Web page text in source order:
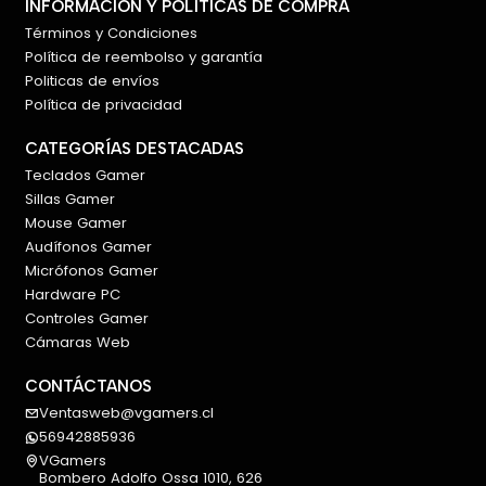
INFORMACIÓN Y POLÍTICAS DE COMPRA
Términos y Condiciones
Política de reembolso y garantía
Politicas de envíos
Política de privacidad
CATEGORÍAS DESTACADAS
Teclados Gamer
Sillas Gamer
Mouse Gamer
Audífonos Gamer
Micrófonos Gamer
Hardware PC
Controles Gamer
Cámaras Web
CONTÁCTANOS
Ventasweb@vgamers.cl
56942885936
VGamers
Bombero Adolfo Ossa 1010, 626